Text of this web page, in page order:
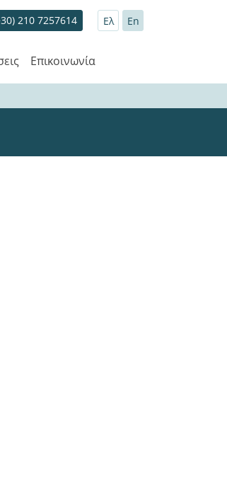
210 7257614 Ελ En
Επικοινωνία